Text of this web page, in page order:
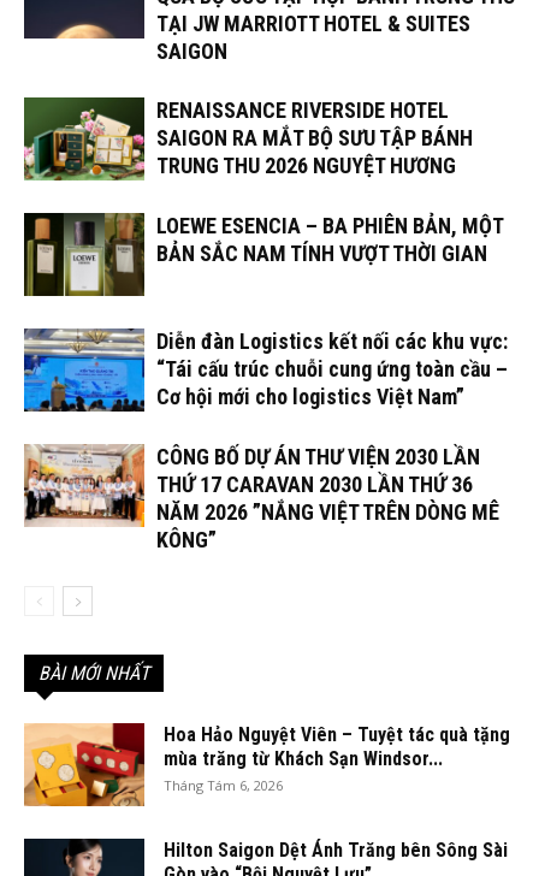
TẠI JW MARRIOTT HOTEL & SUITES
SAIGON
RENAISSANCE RIVERSIDE HOTEL
SAIGON RA MẮT BỘ SƯU TẬP BÁNH
TRUNG THU 2026 NGUYỆT HƯƠNG
LOEWE ESENCIA – BA PHIÊN BẢN, MỘT
BẢN SẮC NAM TÍNH VƯỢT THỜI GIAN
Diễn đàn Logistics kết nối các khu vực:
“Tái cấu trúc chuỗi cung ứng toàn cầu –
Cơ hội mới cho logistics Việt Nam”
CÔNG BỐ DỰ ÁN THƯ VIỆN 2030 LẦN
THỨ 17 CARAVAN 2030 LẦN THỨ 36
NĂM 2026 ”NẮNG VIỆT TRÊN DÒNG MÊ
KÔNG”
BÀI MỚI NHẤT
Hoa Hảo Nguyệt Viên – Tuyệt tác quà tặng
mùa trăng từ Khách Sạn Windsor...
Tháng Tám 6, 2026
Hilton Saigon Dệt Ánh Trăng bên Sông Sài